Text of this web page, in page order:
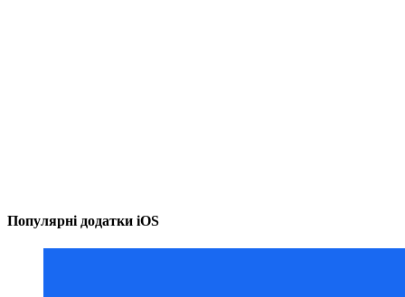
Популярні додатки iOS